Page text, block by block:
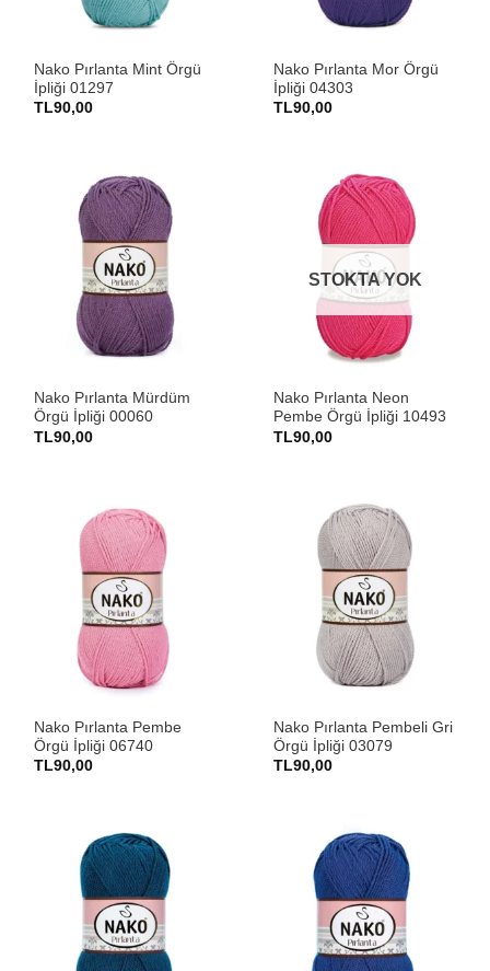
Nako Pırlanta Mint Örgü
İpliği 01297
TL90,00
Nako Pırlanta Mor Örgü
İpliği 04303
TL90,00
Nako Pırlanta Mürdüm
Örgü İpliği 00060
TL90,00
STOKTA YOK
Nako Pırlanta Neon
Pembe Örgü İpliği 10493
TL90,00
Nako Pırlanta Pembe
Örgü İpliği 06740
TL90,00
Nako Pırlanta Pembeli Gri
Örgü İpliği 03079
TL90,00